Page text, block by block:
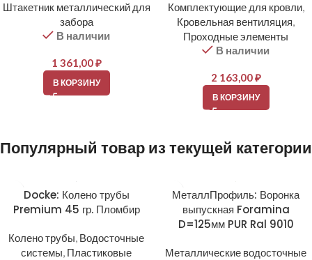
Штакетник металлический для
забора
В наличии
1 361,00₽
В КОРЗИНУ
Комплектующие для кровли,
Кровельная вентиляция,
Проходные элементы
В наличии
2 163,00₽
В КОРЗИНУ
Популярный товар из текущей категории
Docke: Колено трубы
Premium 45 гр. Пломбир
Колено трубы, Водосточные
системы, Пластиковые
МеталлПрофиль: Воронка
выпускная Foramina
D=125мм PUR Ral 9010
Металлические водосточные